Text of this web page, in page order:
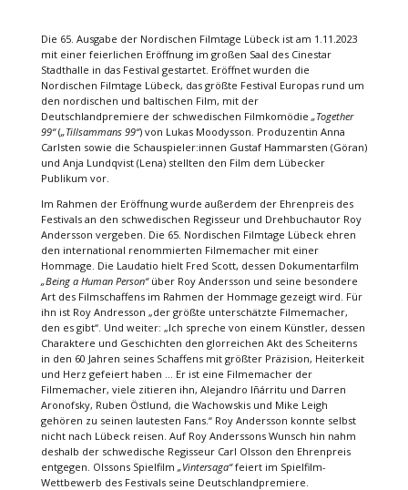
Die 65. Ausgabe der Nordischen Filmtage Lübeck ist am 1.11.2023
mit einer feierlichen Eröffnung im großen Saal des Cinestar
Stadthalle in das Festival gestartet. Eröffnet wurden die
Nordischen Filmtage Lübeck, das größte Festival Europas rund um
den nordischen und baltischen Film, mit der
Deutschlandpremiere der schwedischen Filmkomödie „Together
99“(„Tillsammans 99“) von Lukas Moodysson. Produzentin Anna
Carlsten sowie die Schauspieler:innen Gustaf Hammarsten (Göran)
und Anja Lundqvist (Lena) stellten den Film dem Lübecker
Publikum vor.
Im Rahmen der Eröffnung wurde außerdem der Ehrenpreis des
Festivals an den schwedischen Regisseur und Drehbuchautor Roy
Andersson vergeben. Die 65. Nordischen Filmtage Lübeck ehren
den international renommierten Filmemacher mit einer
Hommage. Die Laudatio hielt Fred Scott, dessen Dokumentarfilm
„Being a Human Person“ über Roy Andersson und seine besondere
Art des Filmschaffens im Rahmen der Hommage gezeigt wird. Für
ihn ist Roy Andresson „der größte unterschätzte Filmemacher,
den es gibt“. Und weiter: „Ich spreche von einem Künstler, dessen
Charaktere und Geschichten den glorreichen Akt des Scheiterns
in den 60 Jahren seines Schaffens mit größter Präzision, Heiterkeit
und Herz gefeiert haben … Er ist eine Filmemacher der
Filmemacher, viele zitieren ihn, Alejandro Iñárritu und Darren
Aronofsky, Ruben Östlund, die Wachowskis und Mike Leigh
gehören zu seinen lautesten Fans.“ Roy Andersson konnte selbst
nicht nach Lübeck reisen. Auf Roy Anderssons Wunsch hin nahm
deshalb der schwedische Regisseur Carl Olsson den Ehrenpreis
entgegen. Olssons Spielfilm „Vintersaga“feiert im Spielfilm-
Wettbewerb des Festivals seine Deutschlandpremiere.